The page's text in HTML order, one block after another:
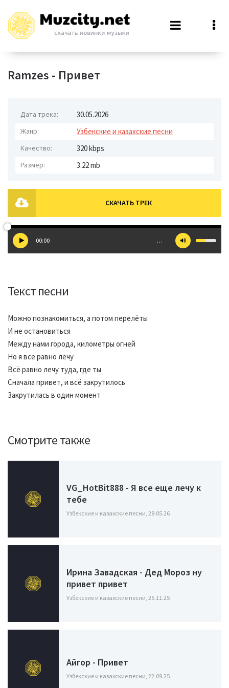
Ramzes - Привет
Дата трека: 30.05.2026
Жанр: Узбекские и казахские песни
Качество: 320 kbps
Размер: 3.22 mb
СКАЧАТЬ ТРЕК
00:00 …
Текст песни
Можно познакомиться, а потом перелёты
И не остановиться
Между нами города, километры огней
Но я все равно лечу
Всё равно лечу туда, где ты
Сначала привет, и всё закрутилось
Закрутилась в один момент
Смотрите также
VG_HotBit888 - Я все еще лечу к
тебе
Узбекские и казахские песни, 28.05.26
Ирина Завадская - Дед Мороз ну
привет привет
Узбекские и казахские песни, 25.11.25
Айгор - Привет
Узбекские и казахские песни, 22.09.25